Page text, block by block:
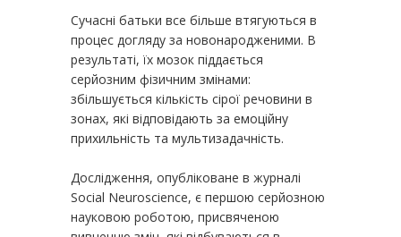
Сучасні батьки все більше втягуються в
процес догляду за новонародженими. В
результаті, їх мозок піддається
серйозним фізичним змінами:
збільшується кількість сірої речовини в
зонах, які відповідають за емоційну
прихильність та мультизадачність.
Дослідження, опубліковане в журналі
Social Neuroscience, є першою серйозною
науковою роботою, присвяченою